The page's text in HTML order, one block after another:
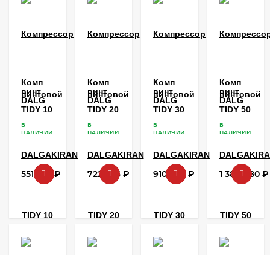
Компрессор
винтовой
DALGAKIRAN
TIDY 10
В
НАЛИЧИИ
551 736
Компрессор
винтовой
DALGAKIRAN
TIDY 20
В
НАЛИЧИИ
722 376
Компрессор
винтовой
DALGAKIRAN
TIDY 30
В
НАЛИЧИИ
910 080
винтовой
TIDY 50
В
НАЛИЧИИ
1 384 080